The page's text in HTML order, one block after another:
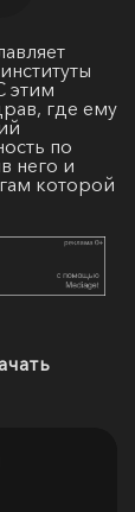
этим
где ему
по
него и
которой